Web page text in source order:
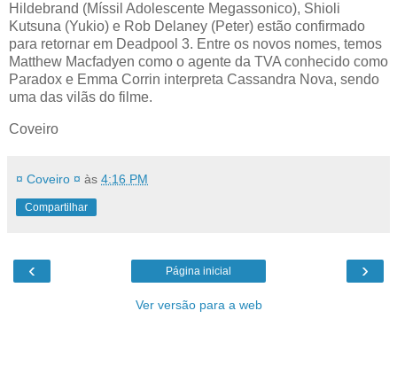
Hildebrand (Míssil Adolescente Megassonico), Shioli
Kutsuna (Yukio) e Rob Delaney (Peter) estão confirmado
para retornar em Deadpool 3. Entre os novos nomes, temos
Matthew Macfadyen como o agente da TVA conhecido como
Paradox e Emma Corrin interpreta Cassandra Nova, sendo
uma das vilãs do filme.
Coveiro
¤ Coveiro ¤ às 4:16 PM
Compartilhar
‹ ›
Página inicial
Ver versão para a web